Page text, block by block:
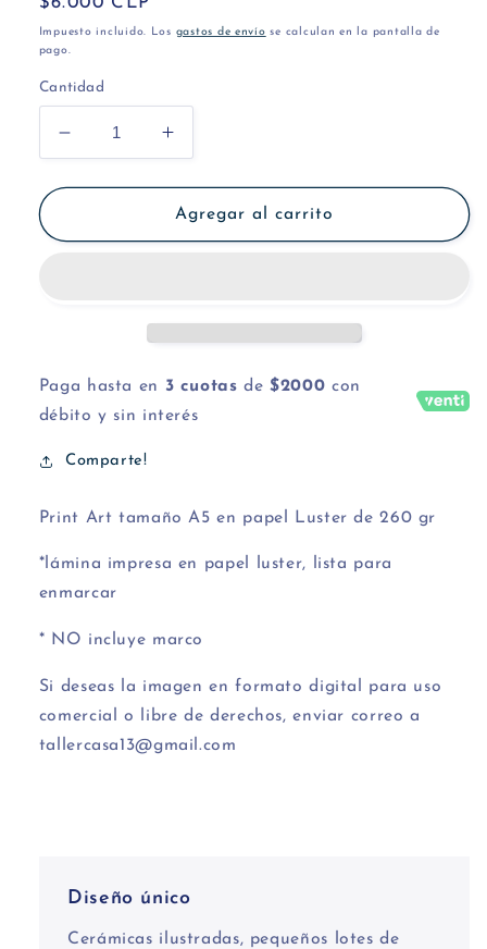
habitual
Impuesto incluido. Los gastos de envío se calculan en la pantalla de
pago.
Cantidad
Reducir
cantidad
para
hora
Aumentar
cantidad
para
Mi
hora
Agregar al carrito
Paga hasta en 3 cuotas de$2000 con
débito y sin interés
Comparte!
Print Art tamaño A5 en papel Luster de 260 gr
*lámina impresa en papel luster, lista para
enmarcar
* NO incluye marco
Si deseas la imagen en formato digital para uso
comercial o libre de derechos, enviar correo a
tallercasa13@gmail.com
Diseño único
Cerámicas ilustradas, pequeños lotes de